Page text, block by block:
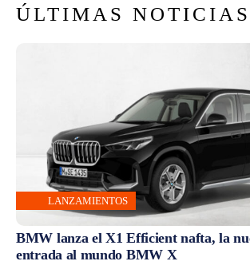
ÚLTIMAS NOTICIAS
LANZAMIENTOS
BMW lanza el X1 Efficient nafta, la
entrada al mundo BMW X